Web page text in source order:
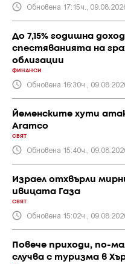
Обновена 17:15ч.,
До 7,15% годишна
спестяванията на
облигации
ФИНАНСИ
Обновена 16:30ч.,
Йеменските хути
Aramco
СВЯТ
Обновена 15:40ч.,
Израел отхвърли
ивицата Газа
СВЯТ
Обновена 15:02ч.,
Повече приходи, по-
случва с туризма в